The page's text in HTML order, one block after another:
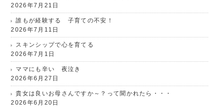
2026年7月21日
誰もが経験する 子育ての不安！
2026年7月11日
スキンシップで心を育てる
2026年7月1日
ママにも辛い 夜泣き
2026年6月27日
貴女は良いお母さんですか～？って聞かれたら・・・
2026年6月20日